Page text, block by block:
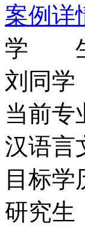
案例详
学 生
刘同学
当前专
汉语言
目标学
研究生